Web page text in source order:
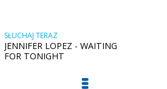
SŁUCHAJ TERAZ
JENNIFER LOPEZ - WAITING
FOR TONIGHT